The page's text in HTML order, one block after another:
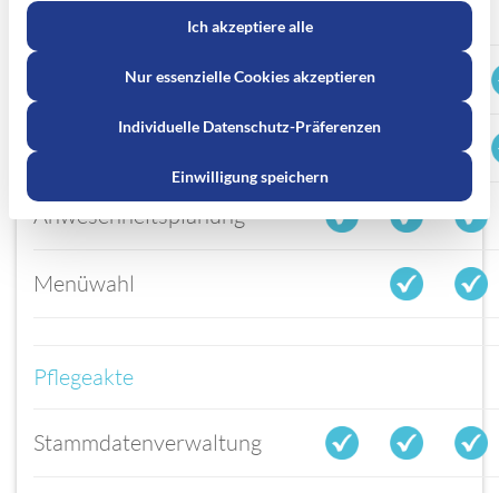
Kalender – Termine
Kalender – Tätigkeiten
Anwesenheitsplanung
Menüwahl
Pflegeakte
Stammdatenverwaltung
Ich akzeptiere alle
Nur essenzielle Cookies akzeptieren
Individuelle Datenschutz-Präferenzen
Einwilligung speichern